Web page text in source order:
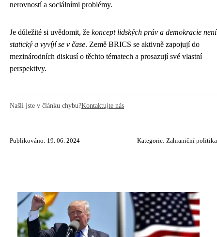
nerovností a sociálními problémy.
Je důležité si uvědomit, že koncept lidských práv a demokracie není
statický a vyvíjí se v čase. Země BRICS se aktivně zapojují do
mezinárodních diskusí o těchto tématech a prosazují své vlastní
perspektivy.
Našli jste v článku chybu?Kontaktujte nás
Publikováno: 19. 06. 2024 Kategorie: Zahraniční politika